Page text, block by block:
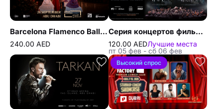
Barcelona Flamenco Ballet - Romeo and Juliet в Cultural Foundation Абу-Даби
240.00 AED
Серия концертов фильмов Гарри Поттер™ в Абу-Даби
120.00 AEDЛучшие места
пт 05 фев - сб 06 фев
Высокий спрос